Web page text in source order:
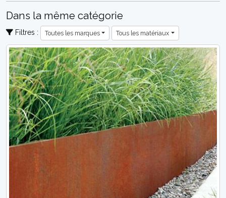
Dans la même catégorie
Filtres : Toutes les marques Tous les matériaux